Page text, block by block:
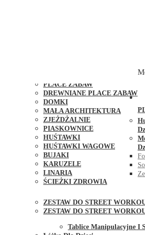
PLACE ZABAW
DREWNIANE PLACE ZABAW
DOMKI
MAŁA ARCHITEKTURA
ZJEŻDŻALNIE
PIASKOWNICE
HUŚTAWKI
HUŚTAWKI WAGOWE
BUJAKI
KARUZELE
LINARIA
ŚCIEŻKI ZDROWIA
ZESTAW DO STREET
ZESTAW DO STREET
Tablice Manipulacyjne I